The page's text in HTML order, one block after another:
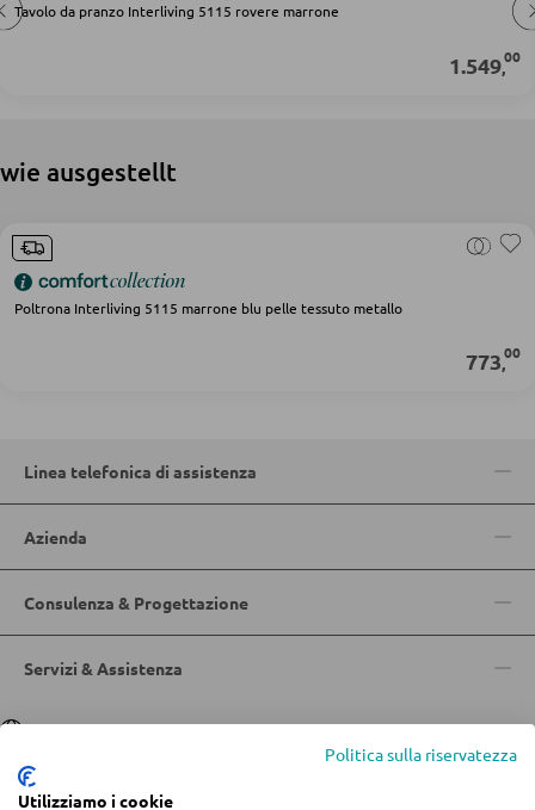
Set con tavolo e panche angolari
Armadietti bagno
Specchi da bagno
Accessori bagno
Pannello appendiabiti
Appendiabiti a parete
Servimuti
Tavolo da pranzo Interliving 5115 rovere marrone
1.549,00
wie ausgestellt
Poltrona Interliving 5115 marrone blu pelle tessuto metallo
773,00
Linea telefonica di assistenza
Azienda
Consulenza & Progettazione
Servizi & Assistenza
LinguaDeutsch|Italiano
Politica sulla riservatezza
Utilizziamo i cookie